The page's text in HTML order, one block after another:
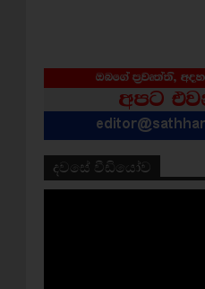
දවසේ වීඩියෝව